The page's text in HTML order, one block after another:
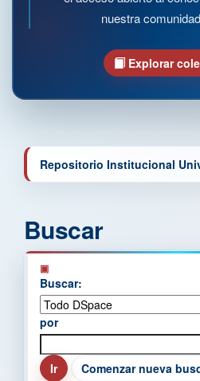
nuestra
Explorar
Repositorio Institucional
Buscar
Buscar:
por
Comenzar nueva